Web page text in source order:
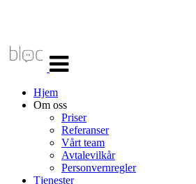
navigasjon
Hjem
Om oss
Priser
Referanser
Vårt team
Avtalevilkår
Personvernregler
Tjenester